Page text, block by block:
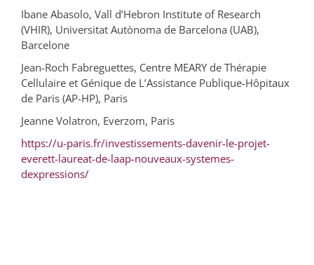
Ibane Abasolo, Vall d’Hebron Institute of Research
(VHIR), Universitat Autònoma de Barcelona (UAB),
Barcelone
Jean-Roch Fabreguettes, Centre MEARY de Thérapie
Cellulaire et Génique de L’Assistance Publique-Hôpitaux
de Paris (AP-HP), Paris
Jeanne Volatron, Everzom, Paris
https://u-paris.fr/investissements-davenir-le-projet-
everett-laureat-de-laap-nouveaux-systemes-
dexpressions/